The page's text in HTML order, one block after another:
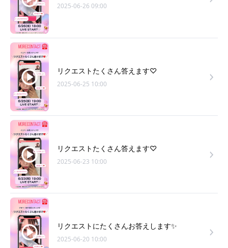
2025-06-26 09:00
リクエストたくさん答えます♡
2025-06-25 10:00
リクエストたくさん答えます♡
2025-06-23 10:00
リクエストにたくさんお答えします✨
2025-06-20 10:00